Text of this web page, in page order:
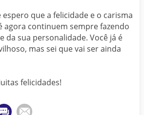
que a felicidade e o carisma
agora continuem sempre fazendo
da sua personalidade. Você já é
mas sei que vai ser ainda
felicidades!